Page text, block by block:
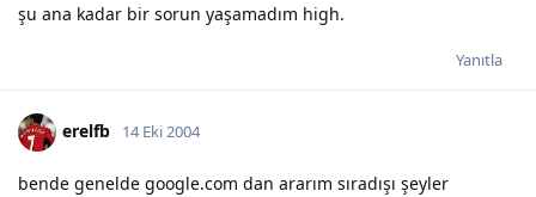
şu ana kadar bir sorun yaşamadım high.
Yanıtla
erelfb 14 Eki 2004
bende genelde google.com dan ararım sıradışı şeyler